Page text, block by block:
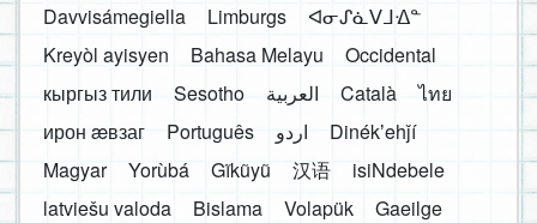
Davvisámegiella
Limburgs
ᐊᓂᔑᓈᐯᒧᐎᓐ
Kreyòl ayisyen
Bahasa Melayu
Occidental
кыргыз тили
Sesotho العربية Català
ไทย
ирон æвзаг
Português اردو
Dinékʼehǰí
Magyar
Yorùbá Gĩkũyũ 汉语
isiNdebele
latviešu valoda
Bislama Volapük
Gaeilge